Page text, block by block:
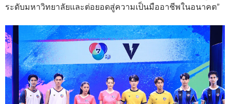
ระดับมหาวิทยาลัยและต่อยอดสู่ความเป็นมืออาชีพในอนาคต”